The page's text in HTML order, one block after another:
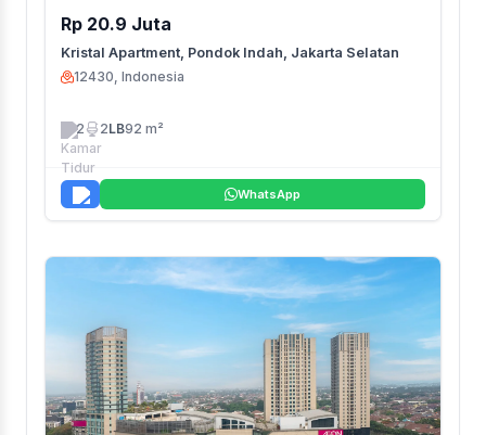
Rp 20.9 Juta
Kristal Apartment, Pondok Indah, Jakarta Selatan
12430, Indonesia
2 2LB92 m²
WhatsApp